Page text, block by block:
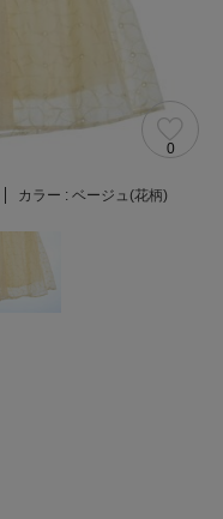
0
カラー : ベージュ(花柄)